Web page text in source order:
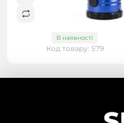
В наявності
Код товару: 579